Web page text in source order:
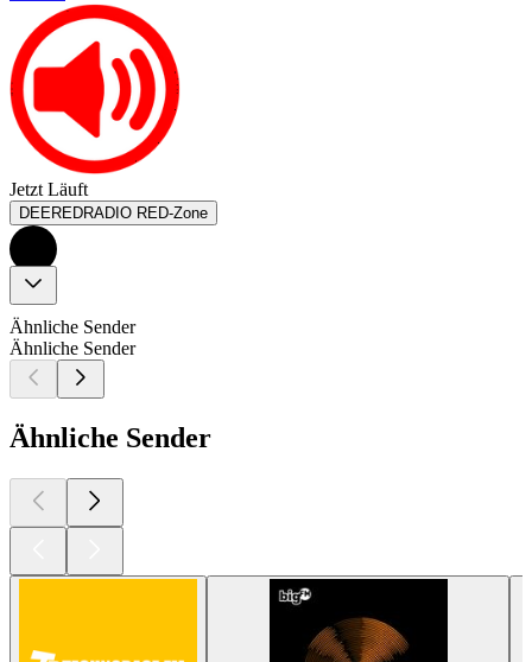
Jetzt Läuft
DEEREDRADIO RED-Zone
Ähnliche Sender
Ähnliche Sender
Ähnliche Sender